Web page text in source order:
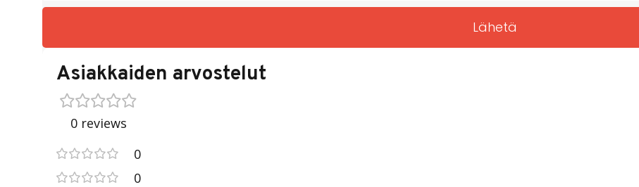
Lähetä
Asiakkaiden arvostelut
0 reviews
0
0